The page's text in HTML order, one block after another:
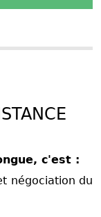
c'est :
négociation du